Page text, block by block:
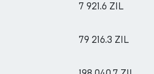
7 921.6 ZIL
79 216.3 ZIL